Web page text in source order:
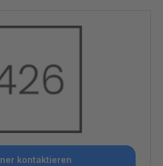
kontaktieren